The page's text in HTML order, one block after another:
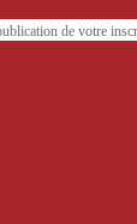
de votre